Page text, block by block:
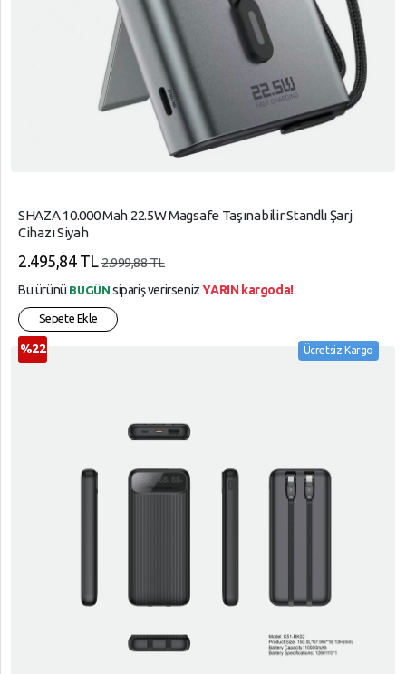
SHAZA 10.000 Mah 22.5W Magsafe Taşınabilir Standlı Şarj
Cihazı Siyah
2.495,84 TL 2.999,88 TL
Bu ürünü BUGÜN sipariş verirsenizYARIN kargoda!
Sepete Ekle
Ücretsiz Kargo
%22